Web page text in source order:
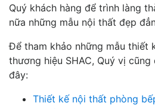
Quý khách hàng để trình làng
nữa những mẫu nội thất đẹp
Để tham khảo những mẫu thiết
thương hiệu SHAC, Quý vị
đây:
Thiết kế nội thất phòng